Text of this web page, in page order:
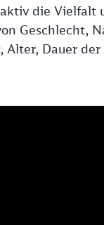
die Vielfalt
Geschlecht,
Alter, Dauer